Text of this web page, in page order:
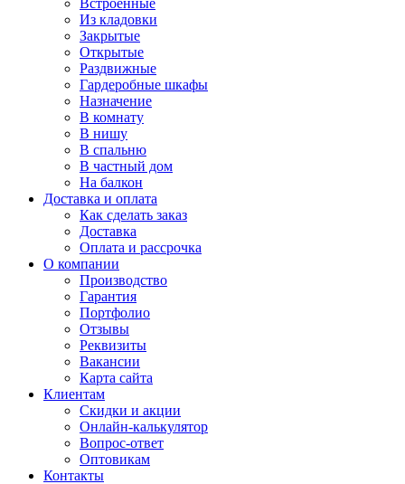
Встроенные
Из кладовки
Закрытые
Открытые
Раздвижные
Гардеробные шкафы
Назначение
В комнату
В нишу
В спальню
В частный дом
На балкон
Доставка и оплата
Как сделать заказ
Доставка
Оплата и рассрочка
О компании
Производство
Гарантия
Портфолио
Отзывы
Реквизиты
Вакансии
Карта сайта
Клиентам
Скидки и акции
Онлайн-калькулятор
Вопрос-ответ
Оптовикам
Контакты